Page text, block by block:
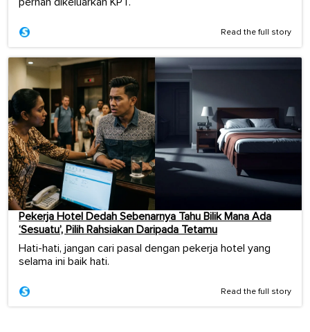
Read the full story
Pekerja Hotel Dedah Sebenarnya Tahu Bilik Mana Ada
‘Sesuatu’, Pilih Rahsiakan Daripada Tetamu
Hati-hati, jangan cari pasal dengan pekerja hotel yang
selama ini baik hati.
Read the full story